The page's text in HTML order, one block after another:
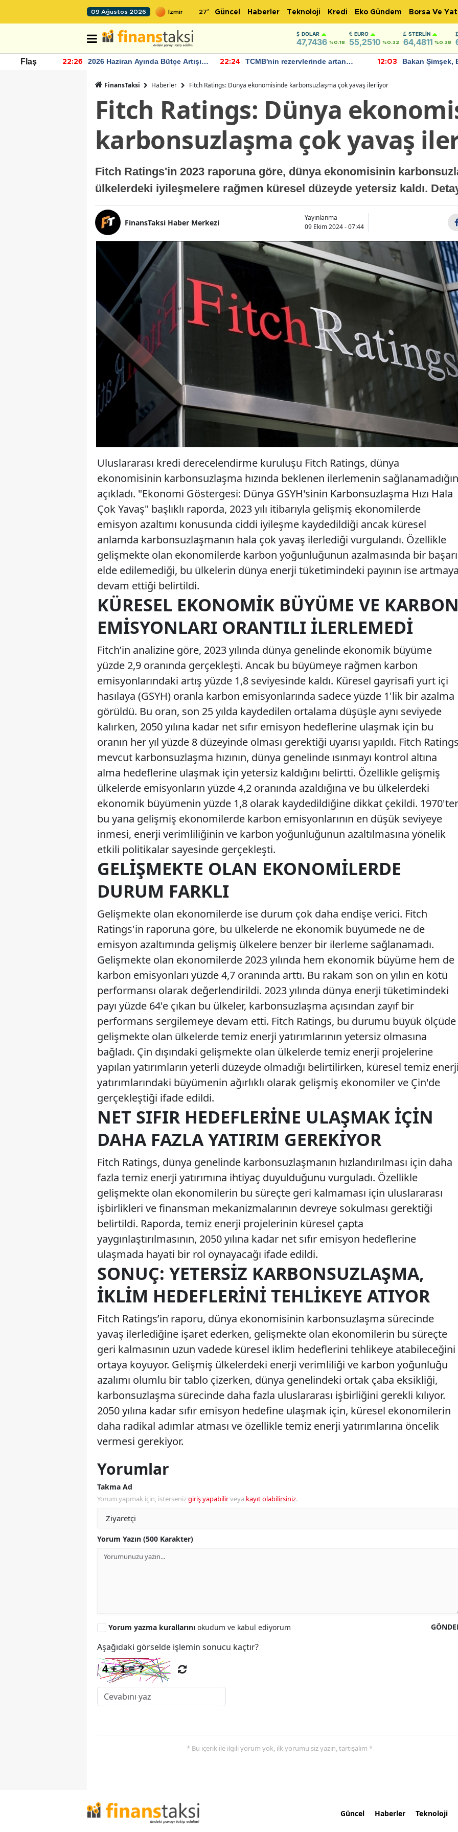
09 Ağustos 2026 27° Güncel Haberler Teknoloji Kredi Eko Gündem Borsa Ve
DOLAR
47,7436 %0.18
EURO
55,2510 %0.32
STERLIN
64,4811 %0.38
Flaş 22:26
2026 Haziran Ayında Bütçe Artışı
22:24
TCMB'nin rezervlerinde artan
12:03
Bakan Şimşek,
FinansTaksi Haberler Fitch Ratings: Dünya ekonomisinde karbonsuzlaşma çok yavaş ilerliyor
Fitch Ratings: Dünya
karbonsuzlaşma çok yavaş
Fitch Ratings'in 2023 raporuna göre, dünya ekonomisinin
ülkelerdeki iyileşmelere rağmen küresel düzeyde yetersiz kaldı.
FinansTaksi Haber Merkezi
Yayınlanma
09 Ekim 2024 - 07:44
Uluslararası kredi derecelendirme kuruluşu Fitch Ratings, dünya
ekonomisinin karbonsuzlaşma hızında beklenen ilerlemenin
açıkladı. "Ekonomi Göstergesi: Dünya GSYH'sinin Karbonsuzlaşma Hızı Hala
Çok Yavaş" başlıklı raporda, 2023 yılı itibarıyla gelişmiş ekonomilerde
emisyon azaltımı konusunda ciddi iyileşme kaydedildiği ancak küresel
anlamda karbonsuzlaşmanın hala çok yavaş ilerlediği vurgulandı. Özellikle
gelişmekte olan ekonomilerde karbon yoğunluğunun azalmasında bir başarı
elde edilemediği, bu ülkelerin dünya enerji tüketimindeki payının ise
devam ettiği belirtildi.
KÜRESEL EKONOMIK BÜYÜME VE
EMISYONLARI ORANTILI İLERLEMEDI
Fitch’in analizine göre, 2023 yılında dünya genelinde ekonomik büyüme
yüzde 2,9 oranında gerçekleşti. Ancak bu büyümeye rağmen karbon
emisyonlarındaki artış yüzde 1,8 seviyesinde kaldı. Küresel gayrisafi yurt içi
hasılaya (GSYH) oranla karbon emisyonlarında sadece yüzde 1'lik bir azalma
görüldü. Bu oran, son 25 yılda kaydedilen ortalama düşüşle aynı seviyede
kalırken, 2050 yılına kadar net sıfır emisyon hedeflerine ulaşmak için bu
oranın her yıl yüzde 8 düzeyinde olması gerektiği uyarısı yapıldı. Fitch
mevcut karbonsuzlaşma hızının, dünya genelinde ısınmayı kontrol altına
alma hedeflerine ulaşmak için yetersiz kaldığını belirtti. Özellikle gelişmiş
ülkelerde emisyonların yüzde 4,2 oranında azaldığına ve bu ülkelerdeki
ekonomik büyümenin yüzde 1,8 olarak kaydedildiğine dikkat çekildi.
bu yana gelişmiş ekonomilerde karbon emisyonlarının en düşük seviyeye
inmesi, enerji verimliliğinin ve karbon yoğunluğunun azaltılmasına yönelik
etkili politikalar sayesinde gerçekleşti.
GELIŞMEKTE OLAN EKONOMILERDE
DURUM FARKLI
Gelişmekte olan ekonomilerde ise durum çok daha endişe verici. Fitch
Ratings'in raporuna göre, bu ülkelerde ne ekonomik büyümede ne de
emisyon azaltımında gelişmiş ülkelere benzer bir ilerleme sağlanamadı.
Gelişmekte olan ekonomilerde 2023 yılında hem ekonomik büyüme hem de
karbon emisyonları yüzde 4,7 oranında arttı. Bu rakam son on yılın en kötü
performansı olarak değerlendirildi. 2023 yılında dünya enerji tüketimindeki
payı yüzde 64'e çıkan bu ülkeler, karbonsuzlaşma açısından zayıf bir
performans sergilemeye devam etti. Fitch Ratings, bu durumu büyük ölçüde
gelişmekte olan ülkelerde temiz enerji yatırımlarının yetersiz olmasına
bağladı. Çin dışındaki gelişmekte olan ülkelerde temiz enerji projelerine
yapılan yatırımların yeterli düzeyde olmadığı belirtilirken, küresel temiz
yatırımlarındaki büyümenin ağırlıklı olarak gelişmiş ekonomiler ve Çin'de
gerçekleştiği ifade edildi.
NET SIFIR HEDEFLERINE ULAŞMAK İÇIN
DAHA FAZLA YATIRIM GEREKIYOR
Fitch Ratings, dünya genelinde karbonsuzlaşmanın hızlandırılması için daha
fazla temiz enerji yatırımına ihtiyaç duyulduğunu vurguladı. Özellikle
gelişmekte olan ekonomilerin bu süreçte geri kalmaması için uluslararası
işbirlikleri ve finansman mekanizmalarının devreye sokulması gerektiği
belirtildi. Raporda, temiz enerji projelerinin küresel çapta
yaygınlaştırılmasının, 2050 yılına kadar net sıfır emisyon hedeflerine
ulaşmada hayati bir rol oynayacağı ifade edildi.
SONUÇ: YETERSIZ KARBONSUZLAŞMA,
İKLIM HEDEFLERINI TEHLIKEYE ATIYOR
Fitch Ratings’in raporu, dünya ekonomisinin karbonsuzlaşma sürecinde
yavaş ilerlediğine işaret ederken, gelişmekte olan ekonomilerin bu süreçte
geri kalmasının uzun vadede küresel iklim hedeflerini tehlikeye atabileceğini
ortaya koyuyor. Gelişmiş ülkelerdeki enerji verimliliği ve karbon yoğunluğu
azalımı olumlu bir tablo çizerken, dünya genelindeki ortak çaba eksikliği,
karbonsuzlaşma sürecinde daha fazla uluslararası işbirliğini gerekli kılıyor.
2050 yılına kadar sıfır emisyon hedefine ulaşmak için, küresel ekonomilerin
daha radikal adımlar atması ve özellikle temiz enerji yatırımlarına öncelik
vermesi gerekiyor.
Yorumlar
Takma Ad
Yorum yapmak için, istersenizgiriş yapabilirveya kayıt olabilirsiniz.
Yorum Yazın (500 Karakter)
Yorum yazma kurallarını okudum ve kabul ediyorum
Aşağıdaki görselde işlemin sonucu kaçtır?
* Bu içerik ile ilgili yorum yok, ilk yorumu siz yazın, tartışalım *
Güncel Haberler Teknoloji